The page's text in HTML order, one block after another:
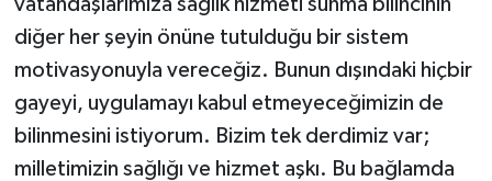
diğer her şeyin önüne tutulduğu bir sistem
motivasyonuyla vereceğiz. Bunun dışındaki hiçbir
gayeyi, uygulamayı kabul etmeyeceğimizin de
bilinmesini istiyorum. Bizim tek derdimiz var;
milletimizin sağlığı ve hizmet aşkı. Bu bağlamda